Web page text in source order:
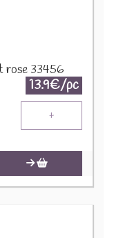
rose 33456
13.9€/pc
+